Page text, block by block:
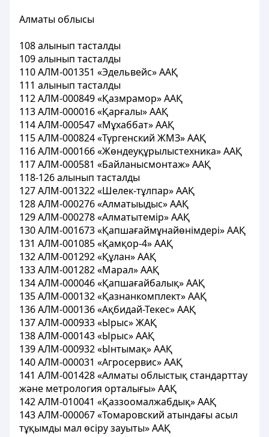
Алматы облысы
108 алынып тасталды
109 алынып тасталды
110 АЛМ-001351 «Эдельвейс» ААҚ
111 алынып тасталды
112 АЛМ-000849 «Қазмрамор» ААҚ
113 АЛМ-000016 «Қарғалы» ААҚ
114 АЛМ-000547 «Мұхаббат» ААҚ
115 АЛМ-000824 «Түргенский ЖМЗ» ААҚ
116 АЛМ-000166 «Жөндеуқұрылыстехника» ААҚ
117 АЛМ-000581 «Байланысмонтаж» ААҚ
118-126 алынып тасталды
127 АЛМ-001322 «Шелек-тұлпар» ААҚ
128 АЛМ-000276 «Алматыыдыс» ААҚ
129 АЛМ-000278 «Алматытемір» ААҚ
130 АЛМ-001673 «Қапшағаймұнайөнімдері» ААҚ
131 АЛМ-001085 «Қамқор-4» ААҚ
132 АЛМ-001292 «Құлан» ААҚ
133 АЛМ-001282 «Марал» ААҚ
134 АЛМ-000046 «Қапшағайбалық» ААҚ
135 АЛМ-000132 «Қазнанкомплект» ААҚ
136 АЛМ-000136 «Ақбидай-Текес» ААҚ
137 АЛМ-000933 «Ырыс» ЖАҚ
138 АЛМ-000143 «Ырыс» ААҚ
139 АЛМ-000932 «Ынтымақ» ААҚ
140 АЛМ-000031 «Агросервис» ААҚ
141 АЛМ-001428 «Алматы облыстық стандарттау
және метрология орталығы» ААҚ
142 АЛМ-010041 «Қаззоомалжабдық» ААҚ
143 АЛМ-000067 «Томаровский атындағы асыл
тұқымды мал өсіру зауыты» ААҚ